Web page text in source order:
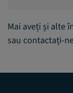
Mai aveți și alte
sau contactați-